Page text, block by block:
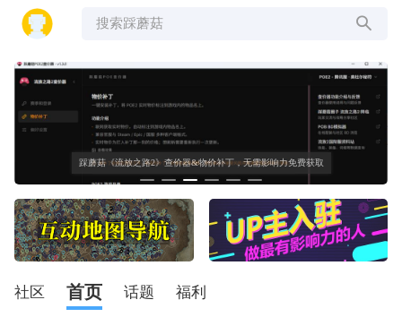
搜索踩蘑菇
踩蘑菇《流放之路2》查价器&物价补丁，无需影响力免费获取
社区 首页 话题 福利